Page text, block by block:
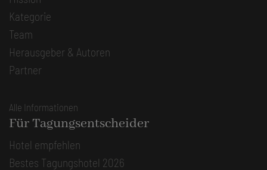
Kategorie
Team
Herausgeber & Autoren
Partner
Alle Informationen
Für Tagungsentscheider
Hotel empfehlen
Bestes Tagungshotel 2026